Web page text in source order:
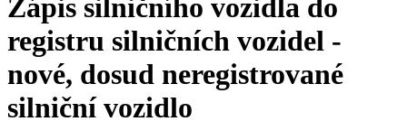
Zápis silničního vozidla do
registru silničních vozidel -
nové, dosud neregistrované
silniční vozidlo